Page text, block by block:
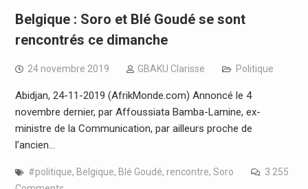
Belgique : Soro et Blé Goudé se sont
rencontrés ce dimanche
24 novembre 2019 GBAKU Clarisse Politique
Abidjan, 24-11-2019 (AfrikMonde.com) Annoncé le 4
novembre dernier, par Affoussiata Bamba-Lamine, ex-
ministre de la Communication, par ailleurs proche de
l’ancien…
#politique, Belgique, Blé Goudé, rencontre, Soro
3 255